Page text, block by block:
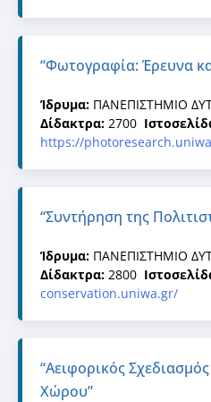
“Φωτογραφία: Έρευνα
Ίδρυμα: ΠΑΝΕΠΙΣΤΗΜΙΟ
Δίδακτρα: 2700
https://
“Συντήρηση της
Ίδρυμα: ΠΑΝΕΠΙΣΤΗΜΙΟ
Δίδακτρα: 2800
conservation.uniwa.gr/
“Αειφορικός
Χώρου”